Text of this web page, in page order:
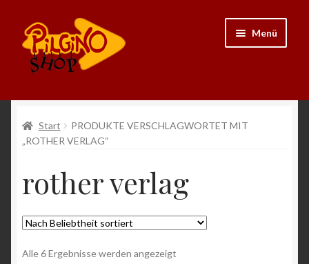
Zur
Navigation
springen
Zum
Inhalt
springen
Menü
Ausrüstung
Kleidung
Bücher
Schmuck
Start
PRODUKTE VERSCHLAGWORTET MIT
„ROTHER VERLAG“
rother verlag
Alle 6 Ergebnisse werden angezeigt